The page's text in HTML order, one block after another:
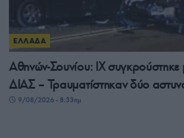
ΕΛΛΑΔΑ
Αθηνών-Σουνίου: ΙΧ συγκρούστηκε
ΔΙΑΣ – Τραυματίστηκαν δύο
9/08/2026 - 8:33πμ